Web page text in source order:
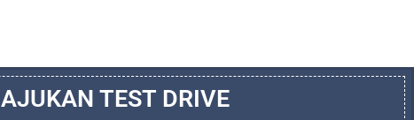
AJUKAN TEST DRIVE